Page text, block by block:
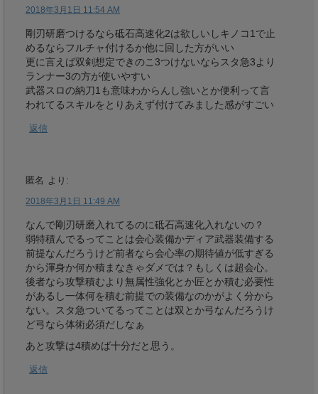
2018年3月1日 11:54 AM
剛刃研磨つけるなら砥石高速化2は欲しいしキノコ1で止
めるならフルチャ付けるか他に回した方がいい
更に言えば双剣想定できのこ3つけないならスタ急3より
ランナー3の方が使いやすい
武器スロの納刀1も意味わからんし強いとか便利って言
われてるスキルをとりあえず付けてみました感がすごい
返信
匿名 より:
2018年3月1日 11:49 AM
なんで剛刃研磨入れてるのに砥石高速化入れないの？
弱特積んでるってことは会心装備かディア武器装備する
前提なんだろうけど前者なら会心率の期待値が低すぎる
から渾身か何か積まなきゃダメでは？もしくは超会心。
後者なら攻撃積むより無属性強化とか匠とか積む必要性
があるし一体何を積む前提での装備なのかがよく分から
ない。スタ急ついてるってことは双とか弓なんだろうけ
ど弓なら体術必須だしなぁ
あと攻撃は4積めば十分だと思う。
返信